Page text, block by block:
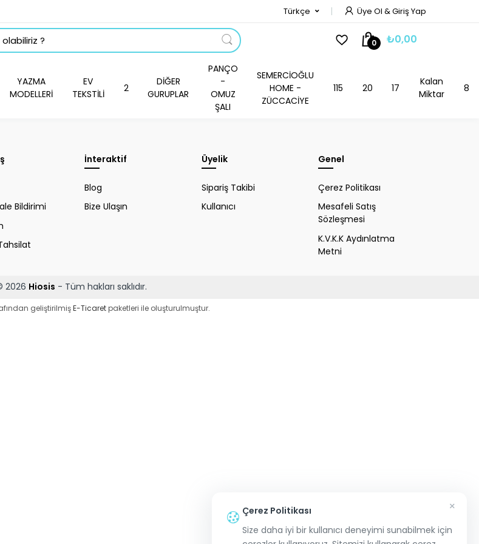
Türkçe Üye Ol & Giriş Yap
0 ₺0,00
YAZMA
MODELLERİ
EV
TEKSTİLİ
2
DİĞER
GURUPLAR
PANÇO
-
OMUZ
ŞALI
SEMERCİOĞLU
HOME -
ZÜCCACİYE
115 20 17
Kalan
Miktar
8
Bildirimi
İnteraktif
Blog
Bize Ulaşın
Üyelik
Sipariş Takibi
Kullanıcı
Genel
Çerez Politikası
Mesafeli Satış
Sözleşmesi
K.V.K.K Aydınlatma
Metni
2026 Hiosis - Tüm hakları saklıdır.
geliştirilmişE-Ticaretpaketleri ile oluşturulmuştur.
Çerez Politikası
Size daha iyi bir kullanıcı deneyimi sunabilmek için
×